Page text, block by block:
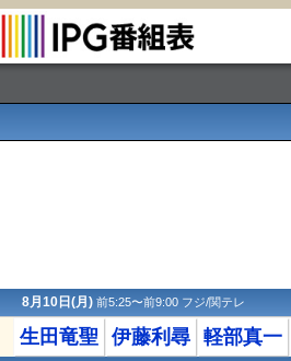
8月10日(月) 前5:25〜前9:00 フジ/関テレ
生田竜聖 伊藤利尋 軽部真一